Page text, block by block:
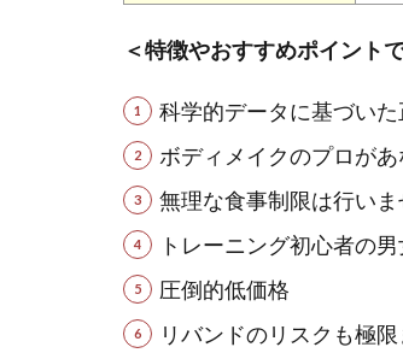
＜特徴やおすすめポイント
科学的データに基づい
ボディメイクのプロが
無理な食事制限は行いま
トレーニング初心者の
圧倒的低価格
リバンドのリスクも極